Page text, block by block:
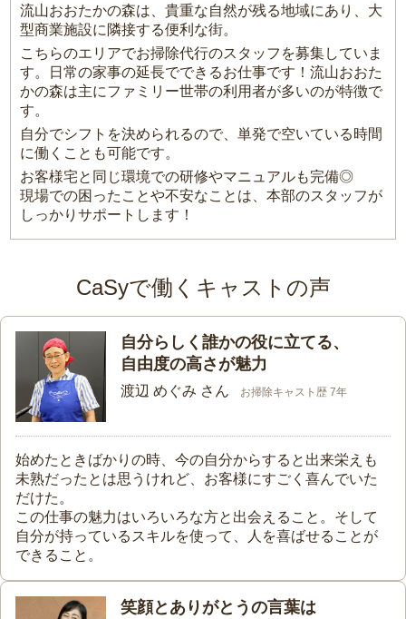
流山おおたかの森は、貴重な自然が残る地域にあり、大
型商業施設に隣接する便利な街。
こちらのエリアでお掃除代行のスタッフを募集していま
す。日常の家事の延長でできるお仕事です！流山おおた
かの森は主にファミリー世帯の利用者が多いのが特徴で
す。
自分でシフトを決められるので、単発で空いている時間
に働くことも可能です。
お客様宅と同じ環境での研修やマニュアルも完備◎
現場での困ったことや不安なことは、本部のスタッフが
しっかりサポートします！
CaSyで働くキャストの声
自分らしく誰かの役に立てる、
自由度の高さが魅力
渡辺 めぐみ さん お掃除キャスト歴 7年
始めたときばかりの時、今の自分からすると出来栄えも
未熟だったとは思うけれど、お客様にすごく喜んでいた
だけた。
この仕事の魅力はいろいろな方と出会えること。そして
自分が持っているスキルを使って、人を喜ばせることが
できること。
笑顔とありがとうの言葉は